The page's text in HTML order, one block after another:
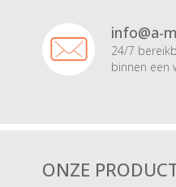
info@a-
24/7
binnen een
ONZE